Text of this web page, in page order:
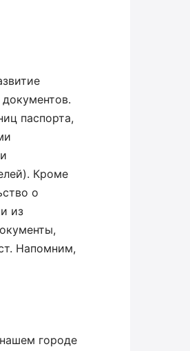
паспорта,
Кроме
о
из
Напомним,
городе